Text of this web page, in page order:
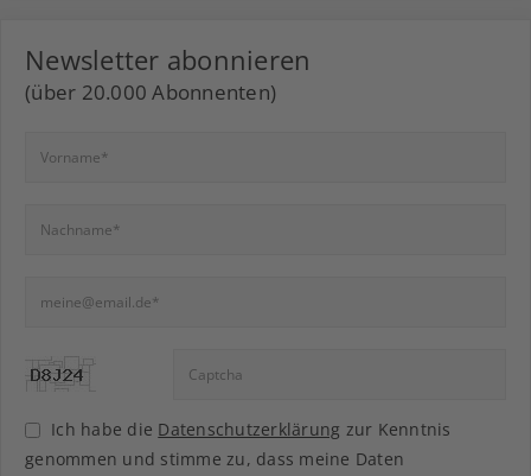
Newsletter abonnieren
(über 20.000 Abonnenten)
Ich habe die Datenschutzerklärung zur Kenntnis
genommen und stimme zu, dass meine Daten